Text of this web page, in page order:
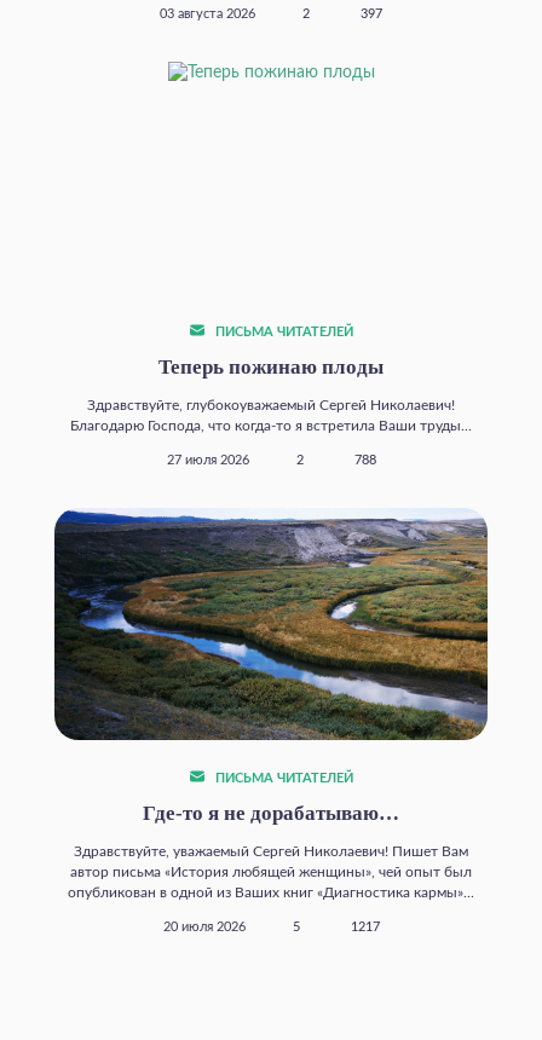
03 августа 2026 2 397
ПИСЬМА ЧИТАТЕЛЕЙ
Теперь пожинаю плоды
Здравствуйте, глубокоуважаемый Сергей Николаевич!
Благодарю Господа, что когда‑то я встретила Ваши труды...
27 июля 2026 2 788
ПИСЬМА ЧИТАТЕЛЕЙ
Где‑то я не дорабатываю…
Здравствуйте, уважаемый Сергей Николаевич! Пишет Вам
автор письма «История любящей женщины», чей опыт был
опубликован в одной из Ваших книг «Диагностика кармы»...
20 июля 2026 5 1217